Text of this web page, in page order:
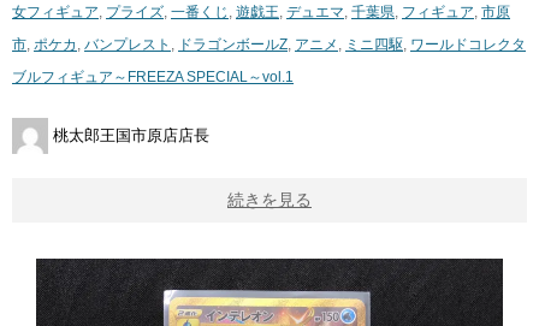
女フィギュア プライズ 一番くじ 遊戯王 デュエマ 千葉県 フィギュア 市原
市 ポケカ バンプレスト ドラゴンボールZ アニメ ミニ四駆 ​ワールドコレクタ
ブルフィギュア～FREEZA ​SPECIAL～vol.1
桃太郎王国市原店店長
続きを見る